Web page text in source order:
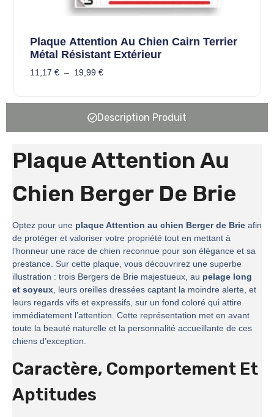
Plaque Attention Au Chien Cairn Terrier
Métal Résistant Extérieur
11,17 € – 19,99 €
Description Produit
Plaque Attention Au
Chien Berger De Brie
Optez pour une plaque Attention au chien Berger de Brie afin
de protéger et valoriser votre propriété tout en mettant à
l’honneur une race de chien reconnue pour son élégance et sa
prestance. Sur cette plaque, vous découvrirez une superbe
illustration : trois Bergers de Brie majestueux, au pelage long
et soyeux, leurs oreilles dressées captant la moindre alerte, et
leurs regards vifs et expressifs, sur un fond coloré qui attire
immédiatement l’attention. Cette représentation met en avant
toute la beauté naturelle et la personnalité accueillante de ces
chiens d’exception.
Caractère, Comportement Et
Aptitudes